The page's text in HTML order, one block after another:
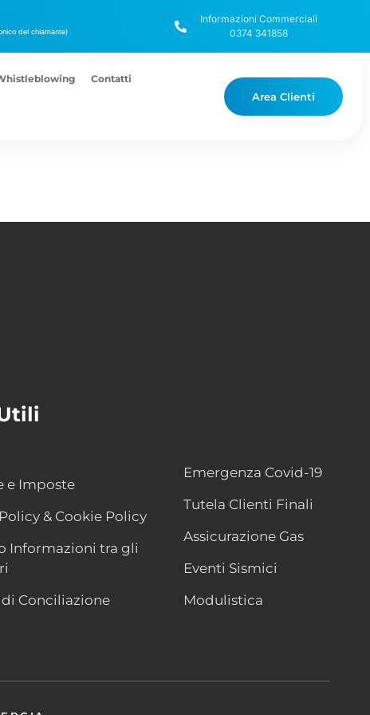
del chiamante)
Informazioni Commerciali
0374 341858
Contatti
Area Clienti
e Imposte
& Cookie Policy
Informazioni tra gli
di Conciliazione
Emergenza Covid-19
Tutela Clienti Finali
Assicurazione Gas
Eventi Sismici
Modulistica